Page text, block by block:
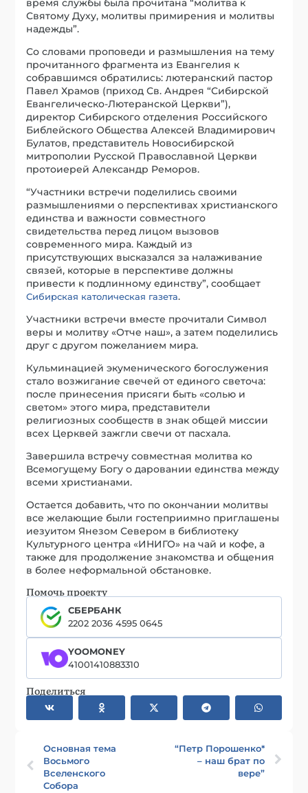
время службы была прочитана “молитва к
Святому Духу, молитвы примирения и молитвы
надежды”.
Со словами проповеди и размышления на тему
прочитанного фрагмента из Евангелия к
собравшимся обратились: лютеранский пастор
Павел Храмов (приход Св. Андрея “Сибирской
Евангелическо-Лютеранской Церкви”),
директор Сибирского отделения Российского
Библейского Общества Алексей Владимирович
Булатов, представитель Новосибирской
митрополии Русской Православной Церкви
протоиерей Александр Реморов.
“Участники встречи поделились своими
размышлениями о перспективах христианского
единства и важности совместного
свидетельства перед лицом вызовов
современного мира. Каждый из
присутствующих высказался за налаживание
связей, которые в перспективе должны
привести к подлинному единству”, сообщает
Сибирская католическая газета.
Участники встречи вместе прочитали Символ
веры и молитву «Отче наш», а затем поделились
друг с другом пожеланием мира.
Кульминацией экуменического богослужения
стало возжигание свечей от единого светоча:
после принесения присяги быть «солью и
светом» этого мира, представители
религиозных сообществ в знак общей миссии
всех Церквей зажгли свечи от пасхала.
Завершила встречу совместная молитва ко
Всемогущему Богу о даровании единства между
всеми христианами.
Остается добавить, что по окончании молитвы
все желающие были гостеприимно приглашены
иезуитом Янезом Севером в библиотеку
Культурного центра «ИНИГО» на чай и кофе, а
также для продолжение знакомства и общения
в более неформальной обстановке.
Помочь проекту
СБЕРБАНК
2202 2036 4595 0645
YOOMONEY
41001410883310
Поделиться
Основная тема
Восьмого
Вселенского
Собора
“Петр Порошенко*
– наш брат по
вере”